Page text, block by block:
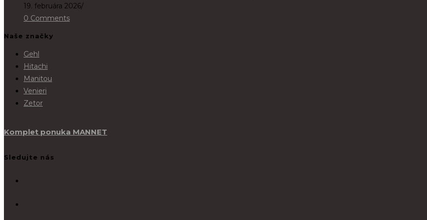
19. februára 2026/
0 Comments
Naše značky
Gehl
Hitachi
Manitou
Venieri
Zetor
Komplet ponuka MANNET
Sledujte nás